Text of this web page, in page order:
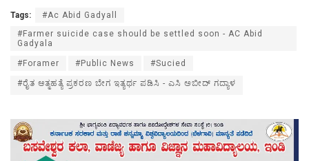
Tags:
#Ac Abid Gadyall
#Farmer suicide case should be settled soon - AC Abid
Gadyala
#Foramer #Public News #Sucied
#ರೈತ ಆತ್ಮಹತ್ಯೆ ಪ್ರಕರಣ ಬೇಗ ಇತ್ಯರ್ಥ ಪಡಿಸಿ - ಎಸಿ ಅಬೀದ್ ಗದ್ಯಾಳ